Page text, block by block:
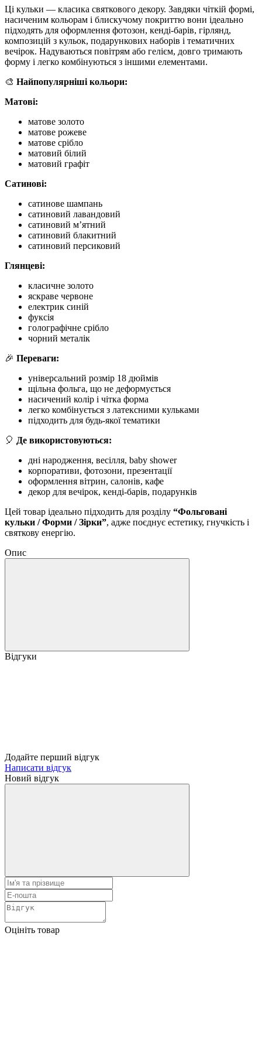
Ці кульки — класика святкового декору. Завдяки чіткій формі,
насиченим кольорам і блискучому покриттю вони ідеально
підходять для оформлення фотозон, кенді-барів, гірлянд,
композицій з кульок, подарункових наборів і тематичних
вечірок. Надуваються повітрям або гелієм, довго тримають
форму і легко комбінуються з іншими елементами.
🎨 Найпопулярніші кольори:
Матові:
матове золото
матове рожеве
матове срібло
матовий білий
матовий графіт
Сатинові:
сатинове шампань
сатиновий лавандовий
сатиновий м’ятний
сатиновий блакитний
сатиновий персиковий
Глянцеві:
класичне золото
яскраве червоне
електрик синій
фуксія
голографічне срібло
чорний металік
🎉 Переваги:
універсальний розмір 18 дюймів
щільна фольга, що не деформується
насичений колір і чітка форма
легко комбінується з латексними кульками
підходить для будь-якої тематики
🎈 Де використовуються:
дні народження, весілля, baby shower
корпоративи, фотозони, презентації
оформлення вітрин, салонів, кафе
декор для вечірок, кенді-барів, подарунків
Цей товар ідеально підходить для розділу “Фольговані
кульки / Форми / Зірки”, адже поєднує естетику, гнучкість і
святкову енергію.
Опис
Відгуки
Додайте перший відгук
Написати відгук
Новий відгук
Оцініть товар